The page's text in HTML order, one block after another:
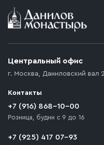
Условия доставки
возникают препятствия
которое максимально
движения. Если на
доставки предусмотрен
необходимо
Центральный офис
г. Москва, Даниловский вал
Контакты
+7 (916) 868-10-00
Розница, будни с 9 до 16
+7 (925) 417 07-93